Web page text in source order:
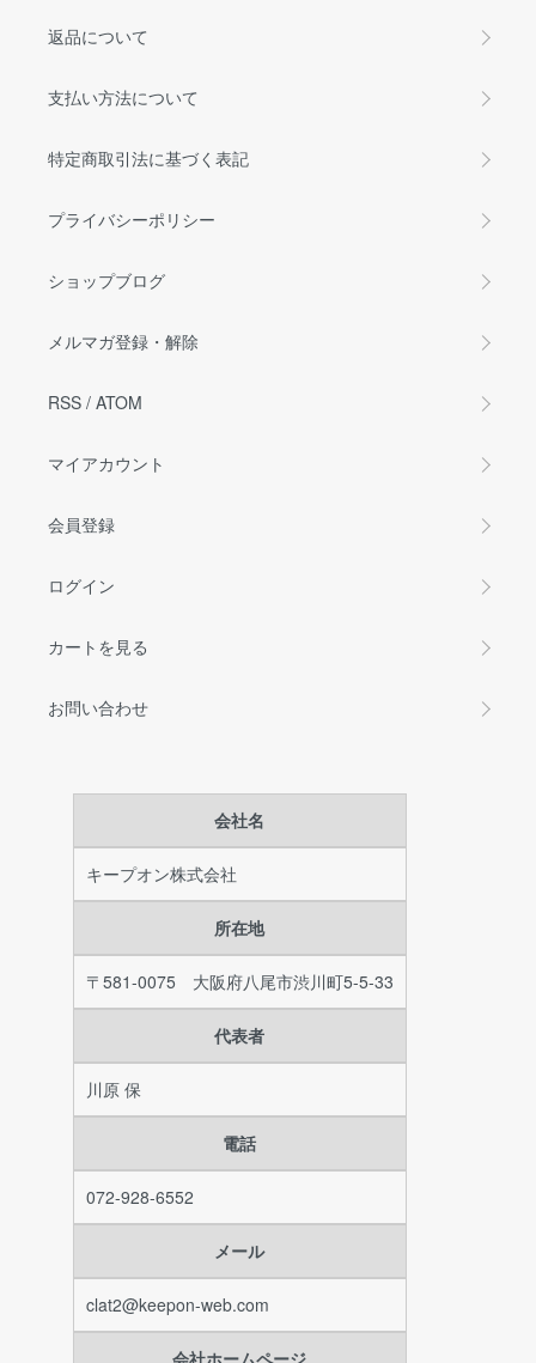
返品について
支払い方法について
特定商取引法に基づく表記
プライバシーポリシー
ショップブログ
メルマガ登録・解除
RSS / ATOM
マイアカウント
会員登録
ログイン
カートを見る
お問い合わせ
会社名
キープオン株式会社
所在地
〒581-0075 大阪府八尾市渋川町5-5-33
代表者
川原 保
電話
072-928-6552
メール
clat2@keepon-web.com